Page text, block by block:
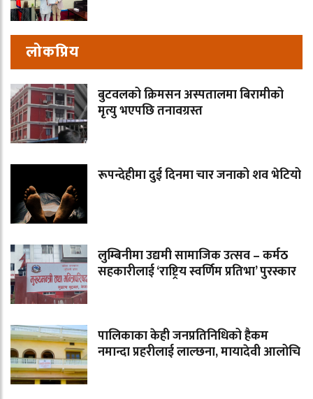
लोकप्रिय
बुटवलको क्रिमसन अस्पतालमा बिरामीको
मृत्यु भएपछि तनावग्रस्त
रूपन्देहीमा दुई दिनमा चार जनाको शव भेटियो
लुम्बिनीमा उद्यमी सामाजिक उत्सव – कर्मठ
सहकारीलाई ‘राष्ट्रिय स्वर्णिम प्रतिभा’ पुरस्कार
पालिकाका केही जनप्रतिनिधिको हैकम
नमान्दा प्रहरीलाई लाल्छना, मायादेवी आलोचि